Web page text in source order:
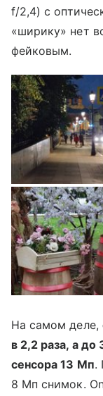
f/2,4) с
«ширику» нет
фейковым.
На самом деле,
в 2,2 раза, а
сенсора 13 Мп.
8 Мп снимок.